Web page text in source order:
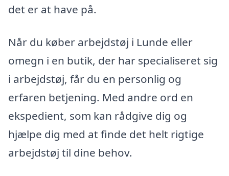
det er at have på.
Når du køber arbejdstøj i Lunde eller
omegn i en butik, der har specialiseret sig
i arbejdstøj, får du en personlig og
erfaren betjening. Med andre ord en
ekspedient, som kan rådgive dig og
hjælpe dig med at finde det helt rigtige
arbejdstøj til dine behov.